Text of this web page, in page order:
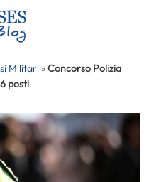
Militari »Concorso Polizia
posti